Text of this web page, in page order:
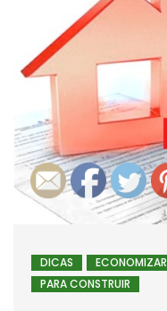
DICAS ECONOMIZAR
PARA CONSTRUIR